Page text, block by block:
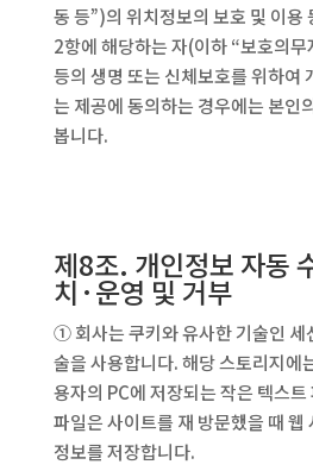
동 등”)의 위치정보의 보호 및 이용
2항에 해당하는 자(이하 “보호의
등의 생명 또는 신체보호를 위하여
는 제공에 동의하는 경우에는 본인
봅니다.
제8조. 개인정보 자동
치·운영 및 거부
① 회사는 쿠키와 유사한 기술인 세
술을 사용합니다. 해당 스토리지에
용자의 PC에 저장되는 작은 텍스
파일은 사이트를 재 방문했을 때 웹
정보를 저장합니다.